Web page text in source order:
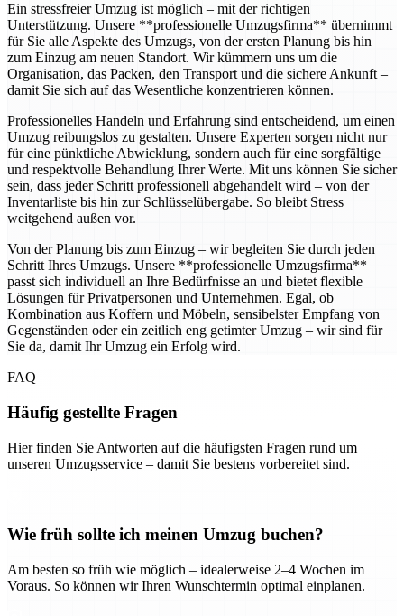
Ein stressfreier Umzug ist möglich – mit der richtigen
Unterstützung. Unsere **professionelle Umzugsfirma** übernimmt
für Sie alle Aspekte des Umzugs, von der ersten Planung bis hin
zum Einzug am neuen Standort. Wir kümmern uns um die
Organisation, das Packen, den Transport und die sichere Ankunft –
damit Sie sich auf das Wesentliche konzentrieren können.
Professionelles Handeln und Erfahrung sind entscheidend, um einen
Umzug reibungslos zu gestalten. Unsere Experten sorgen nicht nur
für eine pünktliche Abwicklung, sondern auch für eine sorgfältige
und respektvolle Behandlung Ihrer Werte. Mit uns können Sie sicher
sein, dass jeder Schritt professionell abgehandelt wird – von der
Inventarliste bis hin zur Schlüsselübergabe. So bleibt Stress
weitgehend außen vor.
Von der Planung bis zum Einzug – wir begleiten Sie durch jeden
Schritt Ihres Umzugs. Unsere **professionelle Umzugsfirma**
passt sich individuell an Ihre Bedürfnisse an und bietet flexible
Lösungen für Privatpersonen und Unternehmen. Egal, ob
Kombination aus Koffern und Möbeln, sensibelster Empfang von
Gegenständen oder ein zeitlich eng getimter Umzug – wir sind für
Sie da, damit Ihr Umzug ein Erfolg wird.
FAQ
Häufig gestellte Fragen
Hier finden Sie Antworten auf die häufigsten Fragen rund um
unseren Umzugsservice – damit Sie bestens vorbereitet sind.
Wie früh sollte ich meinen Umzug buchen?
Am besten so früh wie möglich – idealerweise 2–4 Wochen im
Voraus. So können wir Ihren Wunschtermin optimal einplanen.